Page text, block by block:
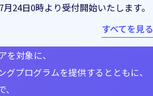
24日0時より受付開始いたします。
すべてを見る
対象に、
グプログラムを提供するとともに、